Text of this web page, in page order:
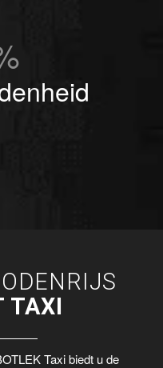
TAXI
Taxi biedt u de